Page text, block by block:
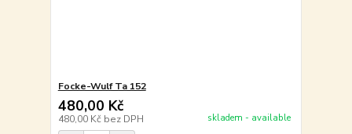
Focke-Wulf Ta 152
480,00 Kč
480,00 Kč bez DPH skladem - available